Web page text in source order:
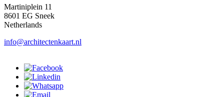
Martiniplein 11
8601 EG Sneek
Netherlands
info@architectenkaart.nl